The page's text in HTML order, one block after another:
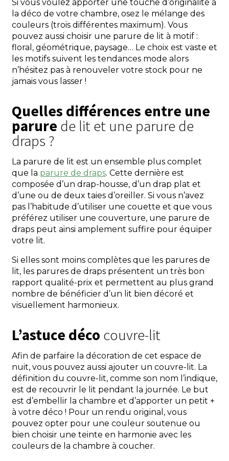
Si vous voulez apporter une touche d’originalité à
la déco de votre chambre, osez le mélange des
couleurs (trois différentes maximum). Vous
pouvez aussi choisir une parure de lit à motif :
floral, géométrique, paysage… Le choix est vaste et
les motifs suivent les tendances mode alors
n’hésitez pas à renouveler votre stock pour ne
jamais vous lasser !
Quelles différences entre une
parure de lit et une parure de
draps ?
La parure de lit est un ensemble plus complet
que la parure de draps. Cette dernière est
composée d’un drap-housse, d’un drap plat et
d’une ou de deux taies d’oreiller. Si vous n’avez
pas l’habitude d’utiliser une couette et que vous
préférez utiliser une couverture, une parure de
draps peut ainsi amplement suffire pour équiper
votre lit.
Si elles sont moins complètes que les parures de
lit, les parures de draps présentent un très bon
rapport qualité-prix et permettent au plus grand
nombre de bénéficier d’un lit bien décoré et
visuellement harmonieux.
L’astuce déco couvre-lit
Afin de parfaire la décoration de cet espace de
nuit, vous pouvez aussi ajouter un couvre-lit. La
définition du couvre-lit, comme son nom l’indique,
est de recouvrir le lit pendant la journée. Le but
est d’embellir la chambre et d’apporter un petit +
à votre déco ! Pour un rendu original, vous
pouvez opter pour une couleur soutenue ou
bien choisir une teinte en harmonie avec les
couleurs de la chambre à coucher.